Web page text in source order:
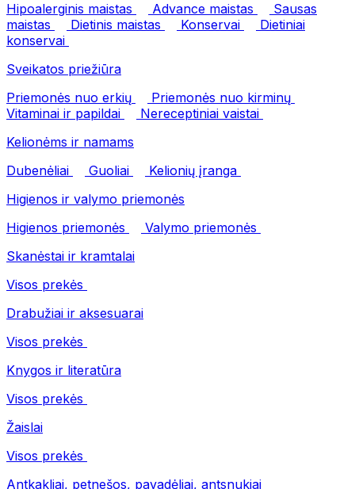
Hipoalerginis maistas
Advance maistas
Sausas
maistas
Dietinis maistas Konservai
Dietiniai
konservai
Sveikatos priežiūra
Priemonės nuo erkių
Priemonės nuo kirminų
Vitaminai ir papildai
Nereceptiniai vaistai
Kelionėms ir namams
Dubenėliai
Guoliai
Kelionių įranga
Higienos ir valymo priemonės
Higienos priemonės
Valymo priemonės
Skanėstai ir kramtalai
Visos prekės
Drabužiai ir aksesuarai
Visos prekės
Knygos ir literatūra
Visos prekės
Žaislai
Visos prekės
Antkakliai, petnešos, pavadėliai, antsnukiai